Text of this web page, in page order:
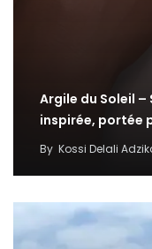
Argile du Soleil
inspirée, portée
By Kossi Delali